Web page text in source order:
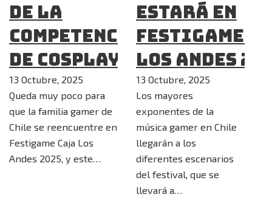
DE LA
COMPETENCIA
DE COSPLAY!
13 Octubre, 2025
Queda muy poco para
que la familia gamer de
Chile se reencuentre en
Festigame Caja Los
Andes 2025, y este…
estará en
Festigame
Los Andes
13 Octubre, 2025
Los mayores
exponentes de la
música gamer en Chile
llegarán a los
diferentes escenarios
del festival, que se
llevará a…